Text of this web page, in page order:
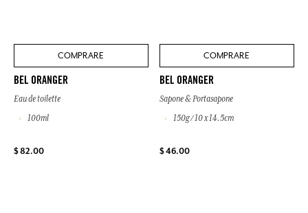
COMPRARE
BEL ORANGER
Eau de toilette
100ml
$ 82.00
COMPRARE
BEL ORANGER
Sapone & Portasapone
150g / 10 x 14.5cm
$ 46.00